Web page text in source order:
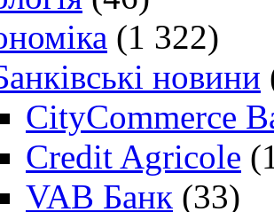
(1 322)
новини
CityCommerce
Credit Agricole
VAB Банк (33)